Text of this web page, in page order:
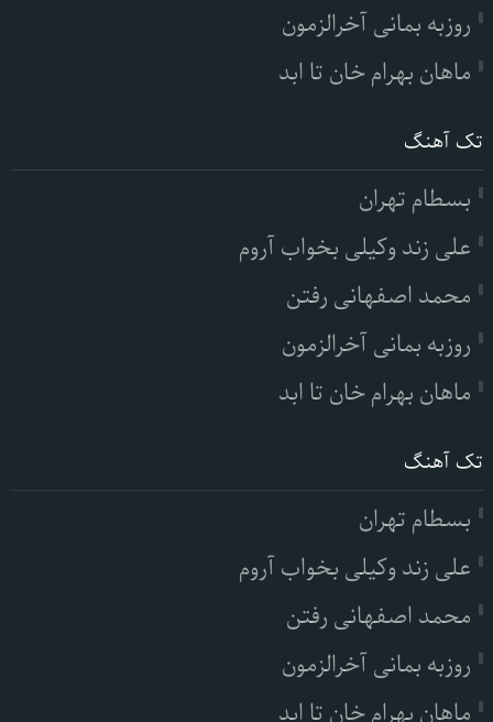
روزبه بمانی آخرالزمون
ماهان بهرام خان تا ابد
تک آهنگ
بسطام تهران
علی زند وکیلی بخواب آروم
محمد اصفهانی رفتن
روزبه بمانی آخرالزمون
ماهان بهرام خان تا ابد
تک آهنگ
بسطام تهران
علی زند وکیلی بخواب آروم
محمد اصفهانی رفتن
روزبه بمانی آخرالزمون
ماهان بهرام خان تا ابد